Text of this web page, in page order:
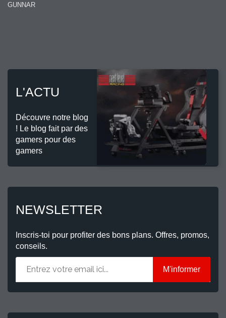
GUNNAR
L'ACTU
Découvre notre blog
! Le blog fait par des
gamers pour des
gamers
NEWSLETTER
Inscris-toi pour profiter des bons plans. Offres, promos,
conseils.
M'informer